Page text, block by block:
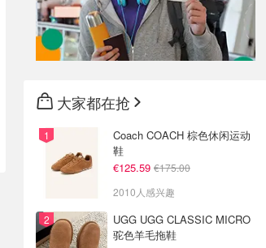
大家都在抢
Coach COACH 棕色休闲运动
鞋
€125.59 €175.00
2010人感兴趣
UGG UGG CLASSIC MICRO
驼色羊毛拖鞋